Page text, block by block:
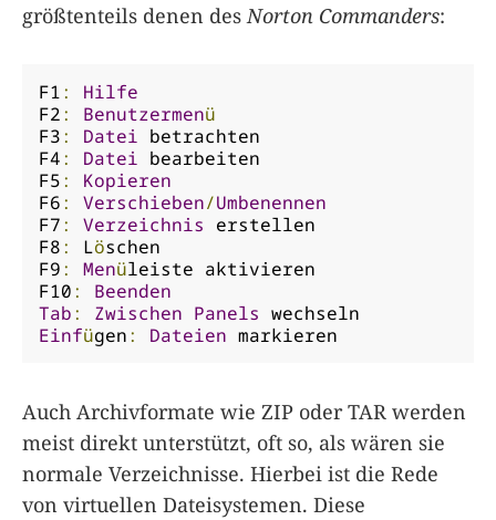
größtenteils denen des Norton Commanders:
F1:
Hilfe
F2: Benutzermenü
F3: Datei betrachten
F4: Datei bearbeiten
F5:
Kopieren
F6: Verschieben/Umbenennen
F7: Verzeichnis erstellen
F8: Löschen
F9: Menüleiste aktivieren
F10:
Beenden
Tab: Zwischen Panels
Einfügen: Dateien markieren
Auch Archivformate wie ZIP oder TAR werden
meist direkt unterstützt, oft so, als wären sie
normale Verzeichnisse. Hierbei ist die Rede
von virtuellen Dateisystemen. Diese